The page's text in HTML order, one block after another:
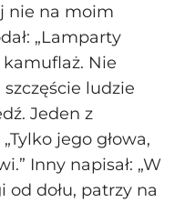
nie na moim
„Lamparty
Nie
ludzie
Jeden z
jego głowa,
Inny napisał: „W
od dołu, patrzy na